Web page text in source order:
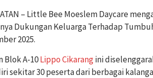
– Little Bee Moeslem Daycare
Dukungan Keluarga Terhadap
2025.
Blok A-10Lippo Cikarangini
sekitar 30 peserta dari berbagai